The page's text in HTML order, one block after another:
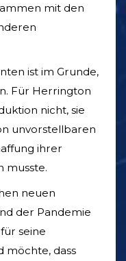
mit den
ist im Grunde,
Für Herrington
nicht, sie
unvorstellbaren
ihrer
musste.
neuen
der Pandemie
seine
möchte, dass